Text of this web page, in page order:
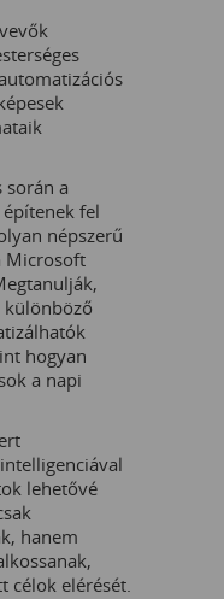
a
fel
népszerű
Microsoft
különböző
hogyan
a napi
lehetővé
hanem
célok elérését.